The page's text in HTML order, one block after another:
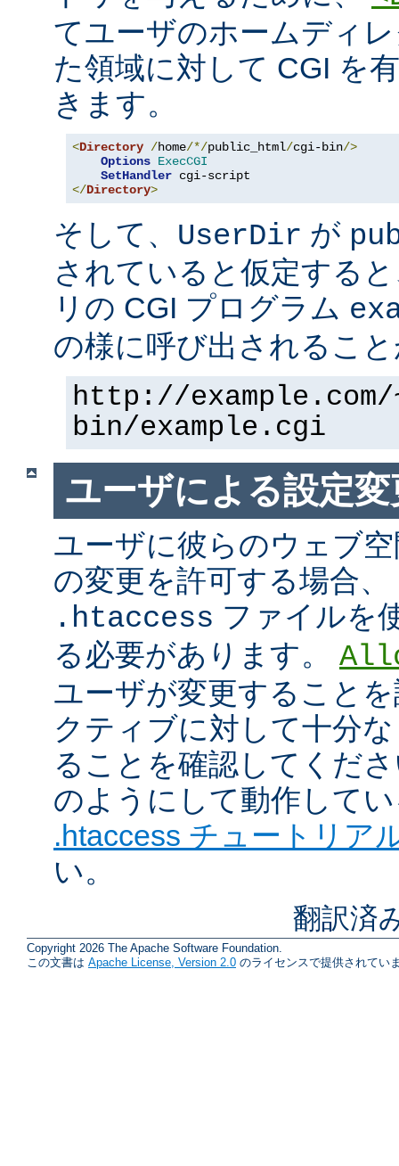
てユーザのホームディ
た領域に対して CGI を
きます。
<Directory /home/*/public_html/cgi-bin/>
Options ExecCGI
SetHandler
</Directory>
そして、 UserDir が
されていると仮定する
リの CGI プログラム
の様に呼び出されるこ
http://
bin/example.cgi
ユーザによる設定
ユーザに彼らのウェブ
の変更を許可する場合
.htaccess ファイルを
る必要があります。
ユーザが変更すること
クティブに対して十分
ることを確認してくだ
のようにして動作して
.htaccess チュートリア
い。
翻訳済
Copyright 2026 The Apache Software Foundation.
この文書は Apache License, Version 2.0 のライセンスで提供されてい